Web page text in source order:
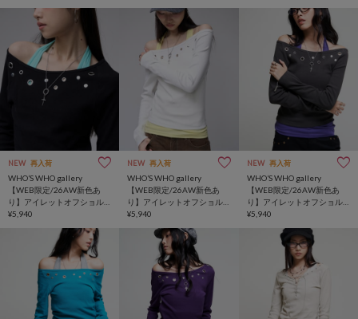
NEW 再入荷
WHO’S WHO gallery
【WEB限定/26AW新色あ
り】アイレットオフショル
トップス
¥5,940
NEW 再入荷
WHO’S WHO gallery
【WEB限定/26AW新色あ
り】アイレットオフショル
トップス
¥5,940
NEW 再入荷
WHO’S WHO gallery
【WEB限定/26AW新色あ
り】アイレットオフショル
トップス
¥5,940